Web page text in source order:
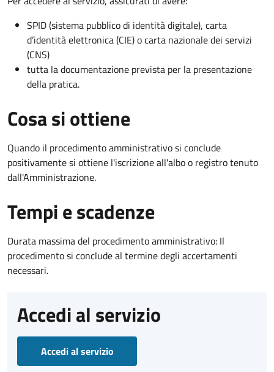
SPID (sistema pubblico di identità digitale), carta
d’identità elettronica (CIE) o carta nazionale dei servizi
(CNS)
tutta la documentazione prevista per la presentazione
della pratica.
Cosa si ottiene
Quando il procedimento amministrativo si conclude
positivamente si ottiene l'iscrizione all'albo o registro tenuto
dall'Amministrazione.
Tempi e scadenze
Durata massima del procedimento amministrativo: Il
procedimento si conclude al termine degli accertamenti
necessari.
Accedi al servizio
Accedi al servizio